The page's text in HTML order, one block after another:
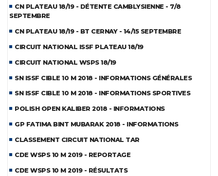
CN PLATEAU 18/19 - DÉTENTE CAMBLYSIENNE - 7/8
SEPTEMBRE
CN PLATEAU 18/19 - BT CERNAY - 14/15 SEPTEMBRE
CIRCUIT NATIONAL ISSF PLATEAU 18/19
CIRCUIT NATIONAL WSPS 18/19
SN ISSF CIBLE 10 M 2018 - INFORMATIONS GÉNÉRALES
SN ISSF CIBLE 10 M 2018 - INFORMATIONS SPORTIVES
POLISH OPEN KALIBER 2018 - INFORMATIONS
GP FATIMA BINT MUBARAK 2018 - INFORMATIONS
CLASSEMENT CIRCUIT NATIONAL TAR
CDE WSPS 10 M 2019 - REPORTAGE
CDE WSPS 10 M 2019 - RÉSULTATS